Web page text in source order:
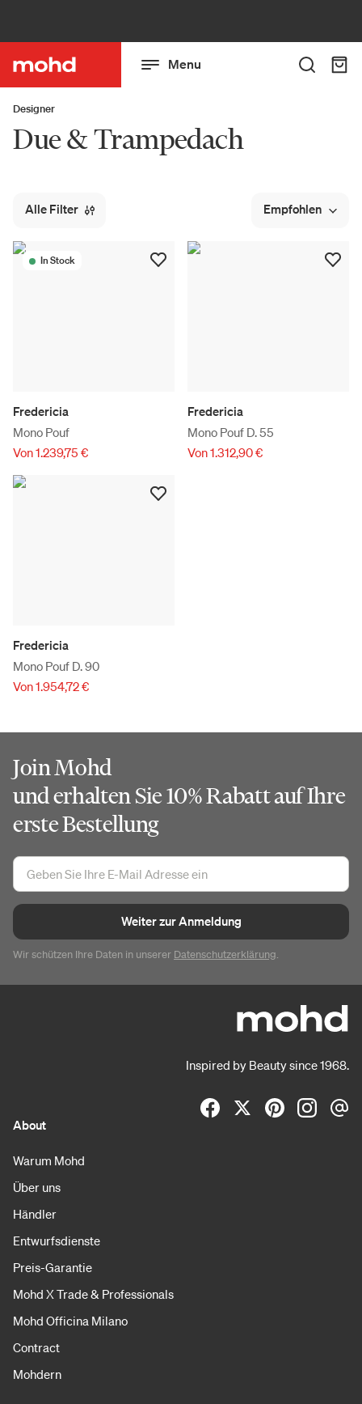
Menu
Designer
Due & Trampedach
Alle Filter Empfohlen
In Stock
Fredericia
Mono Pouf
Von 1.239,75 €
Fredericia
Mono Pouf D. 55
Von 1.312,90 €
Fredericia
Mono Pouf D. 90
Von 1.954,72 €
Join Mohd
und erhalten Sie 10% Rabatt auf Ihre
erste Bestellung
Weiter zur Anmeldung
Wir schützen Ihre Daten in unserer Datenschutzerklärung.
Inspired by Beauty since 1968.
About
Warum Mohd
Über uns
Händler
Entwurfsdienste
Preis-Garantie
Mohd X Trade & Professionals
Mohd Officina Milano
Contract
Mohdern